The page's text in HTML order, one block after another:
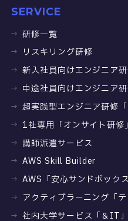
SERVICE
研修一覧
リスキリング研修
新入社員向けエンジニア
中途社員向けエンジニア
超実践型エンジニア研修「
1社専用「オンサイト研修」
講師派遣サービス
AWS Skill Builder
AWS「安心サンドボックス
アクティブラーニング「テ
社内大学サービス「＆IT」